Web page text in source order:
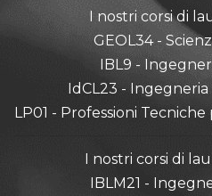
I nostri corsi di
GEOL34 -
IBL9 -
IdCL23 -
LP01 - Professioni
I nostri corsi di
IBLM21 -